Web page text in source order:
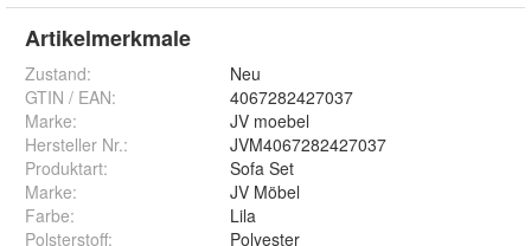
Artikelmerkmale
Zustand:
Neu
GTIN / EAN:
4067282427037
Marke:
JV moebel
Hersteller Nr.:
JVM4067282427037
Produktart:
Sofa Set
Marke:
JV Möbel
Farbe:
Lila
Polsterstoff:
Polyester